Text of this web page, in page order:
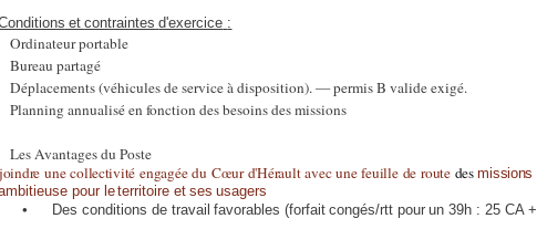
et contraintes d'exercice :
Ordinateur portable
Bureau partagé
Déplacements (véhicules de service à disposition). — permis B valide exigé.
Planning annualisé en fonction des besoins des missions
Les Avantages du Poste
une collectivité engagée du Cœur d'Hérault avec une feuille de route des missions
pour leterritoire et ses usagers
• Des conditions de travail favorables (forfait congés/rtt pour un 39h : 25 CA +